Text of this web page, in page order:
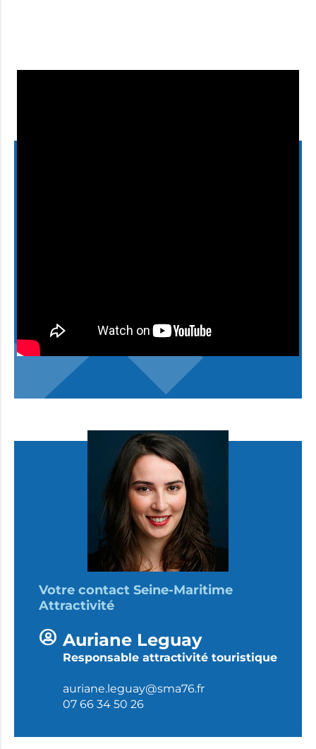
Votre contact Seine-Maritime
Attractivité
Auriane Leguay
Responsable attractivité touristique
auriane.leguay@sma76.fr
07 66 34 50 26